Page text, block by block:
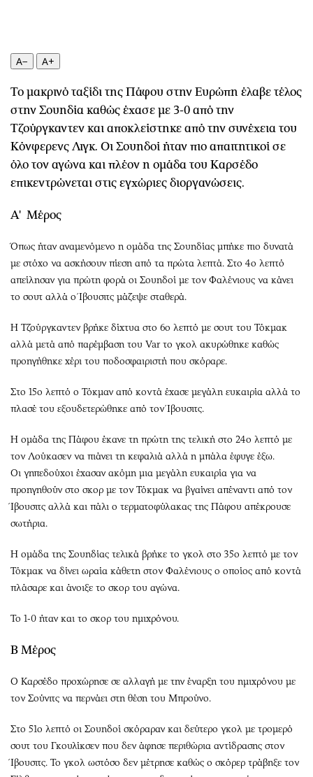
Παράξενα
Πολιτισμός
Σινεμά
Θέατρο-Χορός
Μουσική
Εικαστικά
Βιβλίο
Εκπομπές
Wine routes
Podcasts
Uncut
Προσφορές
Προσωπικότητες στην ''Κ''
A− A+
Το μακρινό ταξίδι της Πάφου στην Ευρώπη έλαβε τέλος
στην Σουηδία καθώς έχασε με 3-0 από την
Τζούργκαντεν και αποκλείστηκε από την συνέχεια του
Κόνφερενς Λιγκ. Οι Σουηδοί ήταν πιο απαιτητικοί σε
όλο τον αγώνα και πλέον η ομάδα του Καρσέδο
επικεντρώνεται στις εγχώριες διοργανώσεις.
Α' Μέρος
Όπως ήταν αναμενόμενο η ομάδα της Σουηδίας μπήκε πιο δυνατά
με στόχο να ασκήσουν πίεση από τα πρώτα λεπτά. Στο 4ο λεπτό
απείλησαν για πρώτη φορά οι Σουηδοί με τον Φαλένιους να κάνει
το σουτ αλλά ο Ίβουσιτς μάζεψε σταθερά.
Η Τζούργκαντεν βρήκε δίχτυα στο 6ο λεπτό με σουτ του Τόκμακ
αλλά μετά από παρέμβαση του Var το γκολ ακυρώθηκε καθώς
προηγήθηκε χέρι του ποδοσφαιριστή που σκόραρε.
Στο 15ο λεπτό ο Τόκμαν από κοντά έχασε μεγάλη ευκαιρία αλλά το
πλασέ του εξουδετερώθηκε από τον Ίβουσιτς.
Η ομάδα της Πάφου έκανε τη πρώτη της τελική στο 24ο λεπτό με
τον Λούκασεν να πιάνει τη κεφαλιά αλλά η μπάλα έφυγε έξω.
Οι γηπεδούχοι έχασαν ακόμη μια μεγάλη ευκαιρία για να
προηγηθούν στο σκορ με τον Τόκμακ να βγαίνει απέναντι από τον
Ίβουσιτς αλλά και πάλι ο τερματοφύλακας της Πάφου απέκρουσε
σωτήρια.
Η ομάδα της Σουηδίας τελικά βρήκε το γκολ στο 35ο λεπτό με τον
Τόκμακ να δίνει ωραία κάθετη στον Φαλένιους ο οποίος από κοντά
πλάσαρε και άνοιξε το σκορ του αγώνα.
Το 1-0 ήταν και το σκορ του ημιχρόνου.
Β Μέρος
Ο Καρσέδο προχώρησε σε αλλαγή με την έναρξη του ημιχρόνου με
τον Σούνιτς να περνάει στη θέση του Μπρούνο.
Στο 51ο λεπτό οι Σουηδοί σκόραραν και δεύτερο γκολ με τρομερό
σουτ του Γκουλίκσεν που δεν άφησε περιθώρια αντίδρασης στον
Ίβουσιτς. Το γκολ ωστόσο δεν μέτρησε καθώς ο σκόρερ τράβηξε τον